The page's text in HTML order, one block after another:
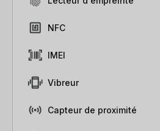
NFC
IMEI
Vibreur
Capteur de proximité